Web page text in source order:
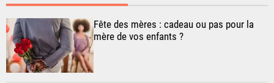
Fête des mères : cadeau ou pas pour la
mère de vos enfants ?